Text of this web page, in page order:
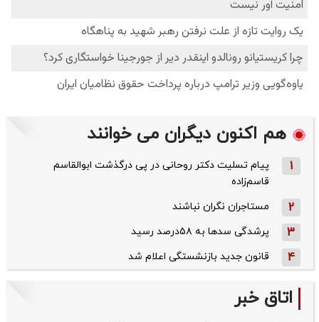
هم اکنون دیگران می خوانند
1
پیام تسلیت دکتر روحانی در پی درگذشت ابوالقاسم
قاسم‌زاده
2 مستاجران نگران نباشند
3 پرشدگی سدها به ۵۸درصد رسید
4 قانون جدید بازنشستگی اعلام شد
اتاق خبر